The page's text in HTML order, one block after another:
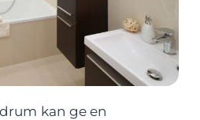
kan ge en